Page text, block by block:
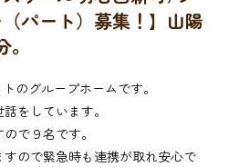
パート）募集！】山陽
のグループホームです。
をしています。
で９名です。
ので緊急時も連携が取れ安心で